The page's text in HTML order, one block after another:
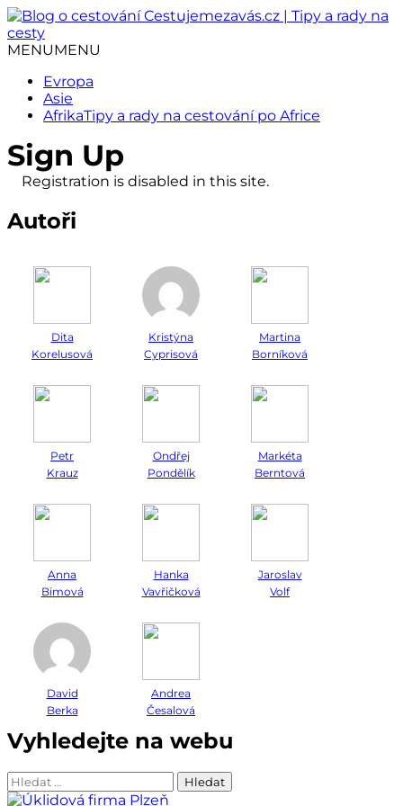
Přejít
k
obsahu
MENUMENU
Evropa
Asie
AfrikaTipy a rady na cestování po Africe
Sign Up
Registration is disabled in this site.
Autoři
Dita
Korelusová
Kristýna
Cyprisová
Martina
Borníková
Petr
Krauz
Ondřej
Pondělík
Markéta
Berntová
Anna
Bimová
Hanka
Vavřičková
Jaroslav
Volf
David
Berka
Andrea
Česalová
Vyhledejte na webu
Vyhledávání